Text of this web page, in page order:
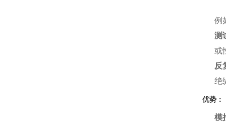
例
测
或
反
绝
优势：
模